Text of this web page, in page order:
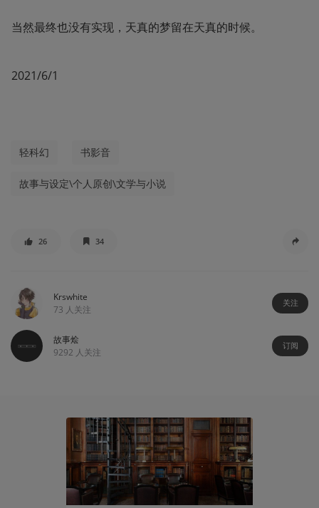
当然最终也没有实现，天真的梦留在天真的时候。
2021/6/1
轻科幻 书影音
故事与设定\个人原创\文学与小说
26 34
Krswhite
73 人关注
关注
故事烩
9292 人关注
订阅